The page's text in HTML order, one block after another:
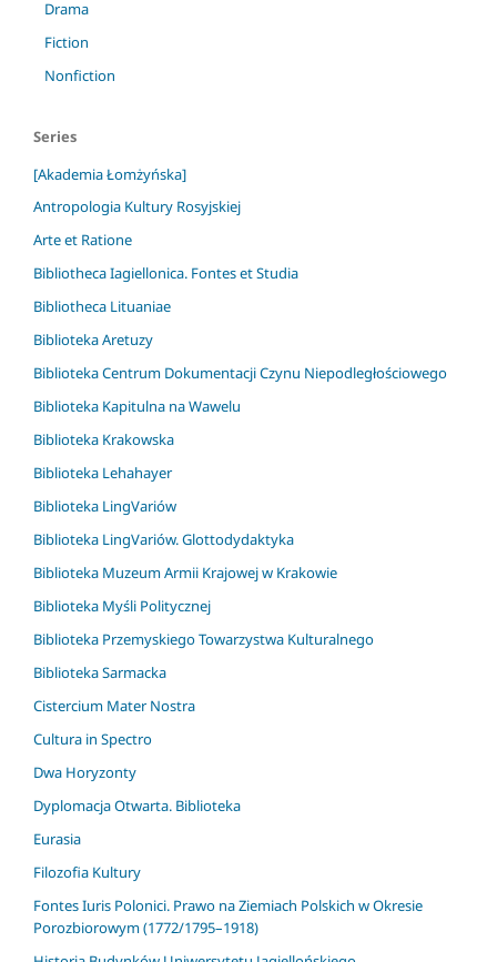
Drama
Fiction
Nonfiction
Series
[Akademia Łomżyńska]
Antropologia Kultury Rosyjskiej
Arte et Ratione
Bibliotheca Iagiellonica. Fontes et Studia
Bibliotheca Lituaniae
Biblioteka Aretuzy
Biblioteka Centrum Dokumentacji Czynu Niepodległościowego
Biblioteka Kapitulna na Wawelu
Biblioteka Krakowska
Biblioteka Lehahayer
Biblioteka LingVariów
Biblioteka LingVariów. Glottodydaktyka
Biblioteka Muzeum Armii Krajowej w Krakowie
Biblioteka Myśli Politycznej
Biblioteka Przemyskiego Towarzystwa Kulturalnego
Biblioteka Sarmacka
Cistercium Mater Nostra
Cultura in Spectro
Dwa Horyzonty
Dyplomacja Otwarta. Biblioteka
Eurasia
Filozofia Kultury
Fontes Iuris Polonici. Prawo na Ziemiach Polskich w Okresie
Porozbiorowym (1772/1795–1918)